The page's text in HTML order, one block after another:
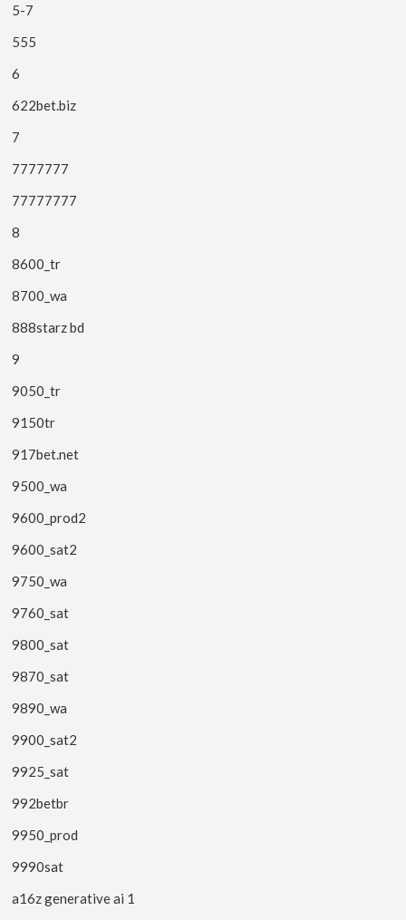
5-7
555
6
622bet.biz
7
7777777
77777777
8
8600_tr
8700_wa
888starz bd
9
9050_tr
9150tr
917bet.net
9500_wa
9600_prod2
9600_sat2
9750_wa
9760_sat
9800_sat
9870_sat
9890_wa
9900_sat2
9925_sat
992betbr
9950_prod
9990sat
a16z generative ai 1